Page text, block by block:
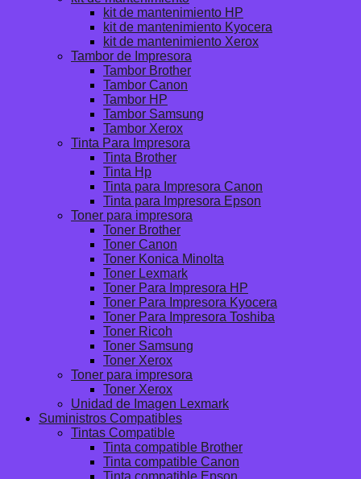
kit de mantenimiento HP
kit de mantenimiento Kyocera
kit de mantenimiento Xerox
Tambor de Impresora
Tambor Brother
Tambor Canon
Tambor HP
Tambor Samsung
Tambor Xerox
Tinta Para Impresora
Tinta Brother
Tinta Hp
Tinta para Impresora Canon
Tinta para Impresora Epson
Toner para impresora
Toner Brother
Toner Canon
Toner Konica Minolta
Toner Lexmark
Toner Para Impresora HP
Toner Para Impresora Kyocera
Toner Para Impresora Toshiba
Toner Ricoh
Toner Samsung
Toner Xerox
Toner para impresora
Toner Xerox
Unidad de Imagen Lexmark
Suministros Compatibles
Tintas Compatible
Tinta compatible Brother
Tinta compatible Canon
Tinta compatible Epson